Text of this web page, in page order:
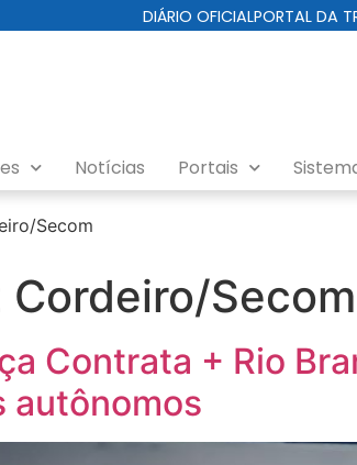
DIÁRIO OFICIALPORTAL DA
Notícias Portais
Secom
Cordeiro/Secom
Contrata + Rio
autônomos